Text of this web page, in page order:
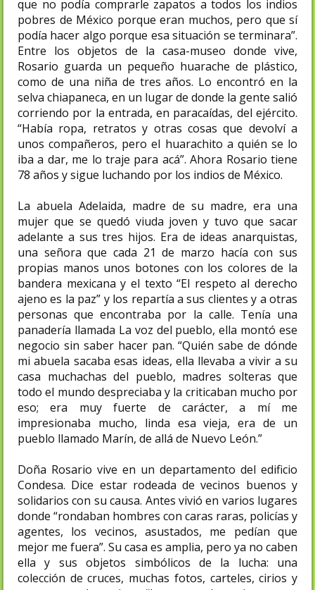
que no podía comprarle zapatos a todos los indios
pobres de México porque eran muchos, pero que sí
podía hacer algo porque esa situación se terminara”.
Entre los objetos de la casa-museo donde vive,
Rosario guarda un pequeño huarache de plástico,
como de una niña de tres años. Lo encontró en la
selva chiapaneca, en un lugar de donde la gente salió
corriendo por la entrada, en paracaídas, del ejército.
“Había ropa, retratos y otras cosas que devolví a
unos compañeros, pero el huarachito a quién se lo
iba a dar, me lo traje para acá”. Ahora Rosario tiene
78 años y sigue luchando por los indios de México.
La abuela Adelaida, madre de su madre, era una
mujer que se quedó viuda joven y tuvo que sacar
adelante a sus tres hijos. Era de ideas anarquistas,
una señora que cada 21 de marzo hacía con sus
propias manos unos botones con los colores de la
bandera mexicana y el texto “El respeto al derecho
ajeno es la paz” y los repartía a sus clientes y a otras
personas que encontraba por la calle. Tenía una
panadería llamada La voz del pueblo, ella montó ese
negocio sin saber hacer pan. “Quién sabe de dónde
mi abuela sacaba esas ideas, ella llevaba a vivir a su
casa muchachas del pueblo, madres solteras que
todo el mundo despreciaba y la criticaban mucho por
eso; era muy fuerte de carácter, a mí me
impresionaba mucho, linda esa vieja, era de un
pueblo llamado Marín, de allá de Nuevo León.”
Doña Rosario vive en un departamento del edificio
Condesa. Dice estar rodeada de vecinos buenos y
solidarios con su causa. Antes vivió en varios lugares
donde “rondaban hombres con caras raras, policías y
agentes, los vecinos, asustados, me pedían que
mejor me fuera”. Su casa es amplia, pero ya no caben
ella y sus objetos simbólicos de la lucha: una
colección de cruces, muchas fotos, carteles, cirios y